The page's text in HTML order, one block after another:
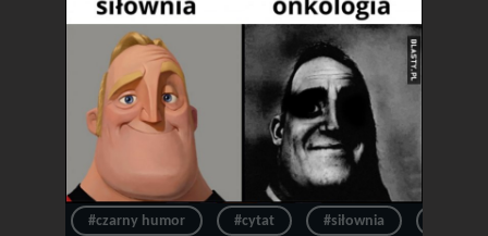
#czarny humor #cytat #siłownia